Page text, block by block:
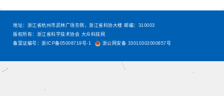
地址：浙江省杭州市武林广场东侧，浙江省科协大楼 邮编：310003
版权所有：浙江省科学技术协会 大众科技网
备案证编号：浙ICP备05008719号-1
浙公网安备 33010302000857号